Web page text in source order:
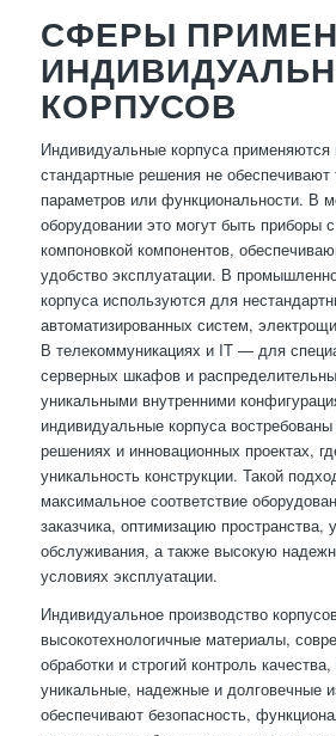
СФЕРЫ
КОРПУСОВ
Индивидуальные корпуса применяются
стандартные решения не обеспечивают
параметров или функциональности. В
оборудовании это могут быть приборы
компоновкой компонентов,
удобство эксплуатации. В
корпуса используются для
автоматизированных систем,
В телекоммуникациях и IT — для
серверных шкафов и
уникальными внутренними
индивидуальные корпуса
решениях и инновационных проектах,
уникальность конструкции. Такой
максимальное соответствие
заказчика, оптимизацию пространства,
обслуживания, а также высокую
условиях эксплуатации.
Индивидуальное производство
высокотехнологичные материалы,
обработки и строгий контроль
уникальные, надежные и долговечные
обеспечивают безопасность,